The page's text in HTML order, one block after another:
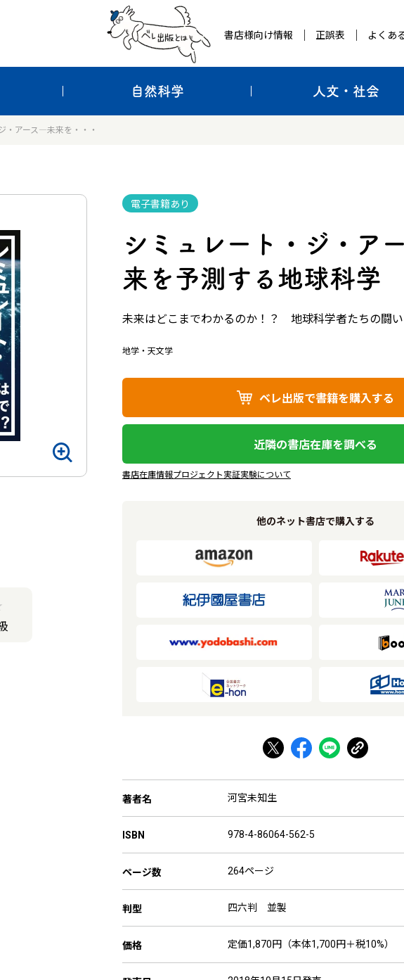
書店様向け情報 正誤表 よくあ
自然科学 人文・社会
・アース―未来を・・・
電子書籍あり
シミュレート・ジ・ア
来を予測する地球科学
未来はどこまでわかるのか！？ 地球科学者たちの闘い
地学・天文学
ベレ出版で書籍を購入する
近隣の書店在庫を調べる
書店在庫情報プロジェクト実証実験について
他のネット書店で購入する
著者名 河宮未知生
ISBN 978-4-86064-562-5
ページ数 264ページ
判型 四六判 並製
価格 定価1,870円（本体1,700円＋税10%）